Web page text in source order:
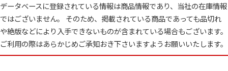
データベースに登録されている情報は商品情報であり、当社の在庫情報
ではございません。 そのため、掲載されている商品であっても品切れ
や絶版などにより入手できないものが含まれている場合もございます。
ご利用の際はあらかじめご承知おき下さいますようお願いいたします。